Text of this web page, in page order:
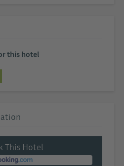
this hotel
This Hotel